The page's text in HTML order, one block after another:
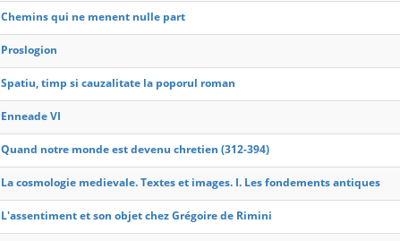
Chemins qui ne menent nulle part
Proslogion
Spatiu, timp si cauzalitate la poporul roman
Enneade VI
Quand notre monde est devenu chretien (312-394)
La cosmologie medievale. Textes et images. I. Les fondements antiques
L'assentiment et son objet chez Grégoire de Rimini